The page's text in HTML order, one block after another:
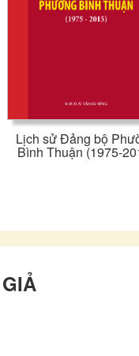
Lịch sử Đảng bộ
Bình Thuận (1975-